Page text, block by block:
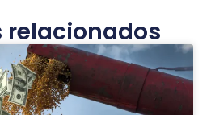
relacionados